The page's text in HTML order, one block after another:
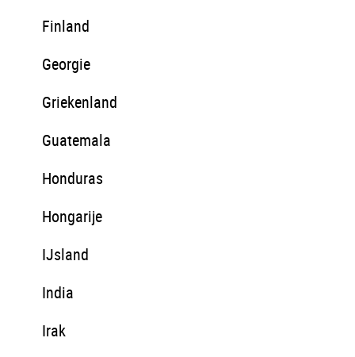
Finland
Georgie
Griekenland
Guatemala
Honduras
Hongarije
IJsland
India
Irak